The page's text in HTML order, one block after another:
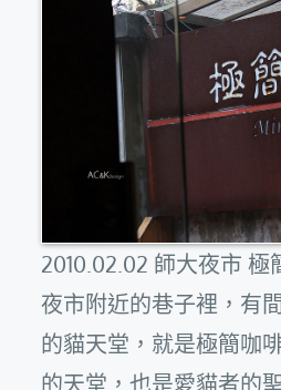
2010.02.02 師大夜市 極
夜市附近的巷子裡，有
的貓天堂，就是極簡咖
的天堂，也是愛貓者的